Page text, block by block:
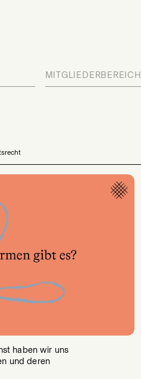
MITGLIEDERBEREICH
haben wir uns
und deren